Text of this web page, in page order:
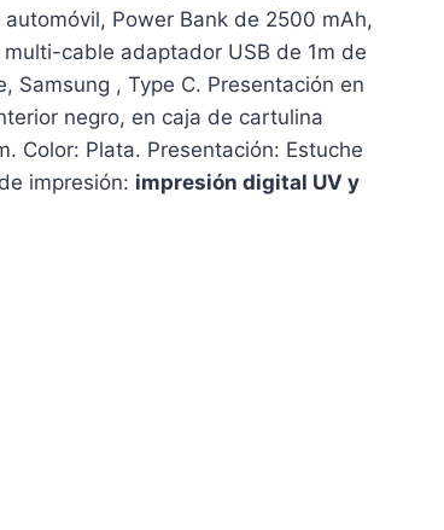
Power Bank de 2500 mAh,
cable adaptador USB de 1m de
Samsung , Type C. Presentación en
negro, en caja de cartulina
Color: Plata. Presentación: Estuche
impresión: impresión digital UV y